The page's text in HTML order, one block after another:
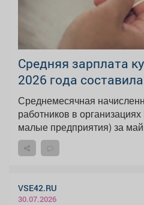
Средняя зарплата
2026 года
Среднемесячная
работников в
малые предприятия) за
VSE42.RU
30.07.2026